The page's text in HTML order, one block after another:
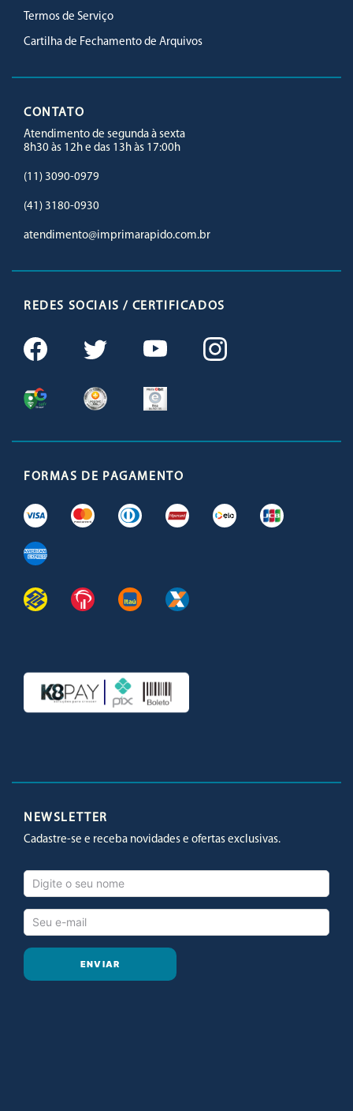
Termos de Serviço
Cartilha de Fechamento de Arquivos
CONTATO
Atendimento de segunda à sexta
8h30 às 12h e das 13h às 17:00h
(11) 3090-0979
(41) 3180-0930
atendimento@imprimarapido.com.br
REDES SOCIAIS / CERTIFICADOS
FORMAS DE PAGAMENTO
NEWSLETTER
Cadastre-se e receba novidades e ofertas exclusivas.
ENVIAR